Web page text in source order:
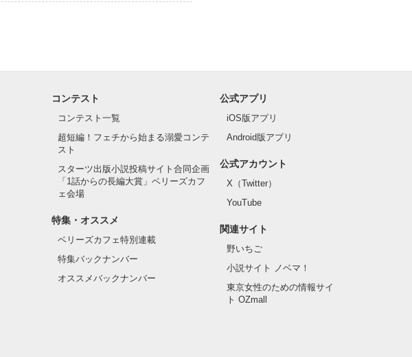
コンテスト
コンテスト一覧
超短編！フェチから始まる溺愛コンテ
スト
スターツ出版小説投稿サイト合同企画
「1話からの長編大賞」ベリーズカフ
ェ会場
特集・オススメ
ベリーズカフェ特別連載
特集バックナンバー
オススメバックナンバー
公式アプリ
iOS版アプリ
Android版アプリ
公式アカウント
X（Twitter）
YouTube
関連サイト
野いちご
小説サイト ノベマ！
東京女性のための情報サイ
ト OZmall